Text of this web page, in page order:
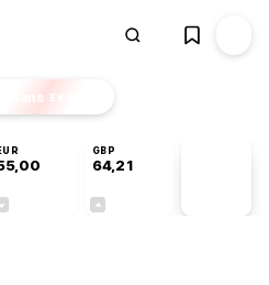
Finans EKSTRA
GBP
64,21